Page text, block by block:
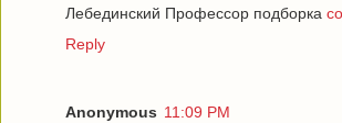
Лебединский Профессор подборка
Reply
Anonymous 11:09 PM